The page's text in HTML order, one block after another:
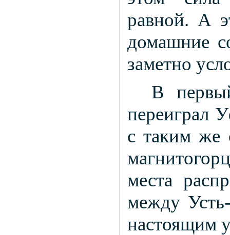
равной. А
домашние
заметно
В
переиграл
с таким же
места
между
настоящим